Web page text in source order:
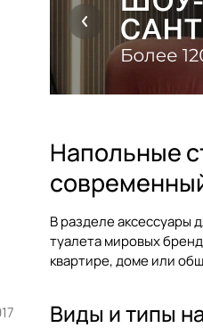
Напольные
В разделеаксессуары
туалетамировых
квартире, доме или
Виды и типы